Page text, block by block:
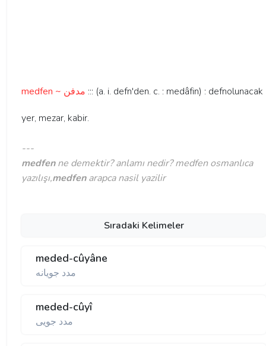
medfen ~ مدفن ::: (a. i. defn'den. c. : medâfin) : defnolunacak
yer, mezar, kabir.
---
medfenne demektir? anlamı nedir? medfen osmanlıca
yazılışı,medfenarapca nasil yazilir
Sıradaki Kelimeler
meded-cûyâne
مدد جويانه
meded-cûyî
مدد جويی